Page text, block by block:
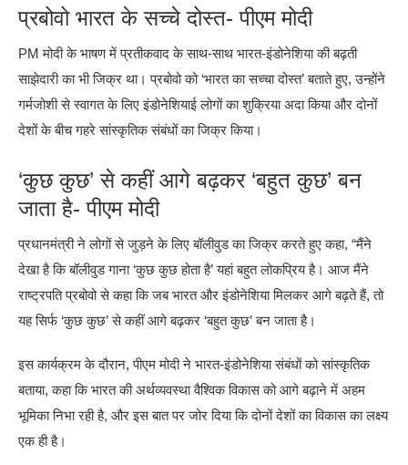
प्रबोवो भारत के सच्चे दोस्त- पीएम मोदी
PM मोदी के भाषण में प्रतीकवाद के साथ-साथ भारत-इंडोनेशिया की बढ़ती
साझेदारी का भी जिक्र था। प्रबोवो को ‘भारत का सच्चा दोस्त’ बताते हुए, उन्होंने
गर्मजोशी से स्वागत के लिए इंडोनेशियाई लोगों का शुक्रिया अदा किया और दोनों
देशों के बीच गहरे सांस्कृतिक संबंधों का जिक्र किया।
‘कुछ कुछ’ से कहीं आगे बढ़कर ‘बहुत कुछ’ बन
जाता है- पीएम मोदी
प्रधानमंत्री ने लोगों से जुड़ने के लिए बॉलीवुड का जिक्र करते हुए कहा, “मैंने
देखा है कि बॉलीवुड गाना ‘कुछ कुछ होता है’ यहां बहुत लोकप्रिय है। आज मैंने
राष्ट्रपति प्रबोवो से कहा कि जब भारत और इंडोनेशिया मिलकर आगे बढ़ते हैं, तो
यह सिर्फ ‘कुछ कुछ’ से कहीं आगे बढ़कर ‘बहुत कुछ’ बन जाता है।
इस कार्यक्रम के दौरान, पीएम मोदी ने भारत-इंडोनेशिया संबंधों को सांस्कृतिक
बताया, कहा कि भारत की अर्थव्यवस्था वैश्विक विकास को आगे बढ़ाने में अहम
भूमिका निभा रही है, और इस बात पर जोर दिया कि दोनों देशों का विकास का लक्ष्य
एक ही है।